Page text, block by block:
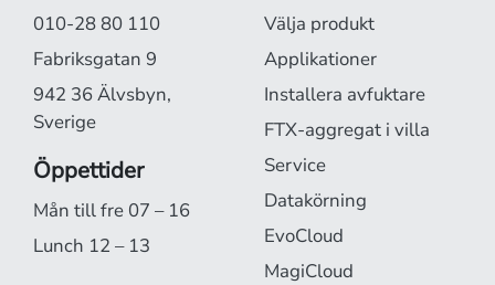
010-28 80 110
Fabriksgatan 9
942 36 Älvsbyn,
Sverige
Öppettider
Mån till fre 07 – 16
Lunch 12 – 13
Välja produkt
Applikationer
Installera avfuktare
FTX-aggregat i villa
Service
Datakörning
EvoCloud
MagiCloud